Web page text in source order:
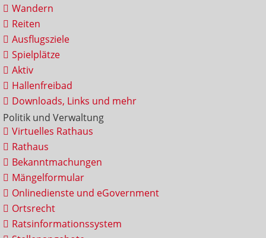
Wandern
Reiten
Ausflugsziele
Spielplätze
Aktiv
Hallenfreibad
Downloads, Links und mehr
Politik und Verwaltung
Virtuelles Rathaus
Rathaus
Bekanntmachungen
Mängelformular
Onlinedienste und eGovernment
Ortsrecht
Ratsinformationssystem